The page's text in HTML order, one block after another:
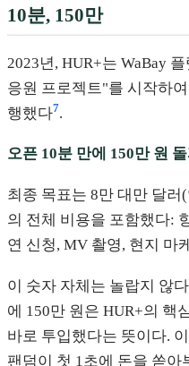
10분, 150만
2023년, HUR+는 WaBay
응원 프로젝트"를 시작하
행했다7.
오픈 10분 만에 150만 원
최종 목표는 8만 대만 달러
의 전체 비용을 포함했다:
연 신청, MV 촬영, 현지 마
이 숫자 자체는 놀랍지 않
에 150만 원은 HUR+의 핵
바로 투입했다는 뜻이다.
팬덤이 첫 1초에 돈을 쏟아